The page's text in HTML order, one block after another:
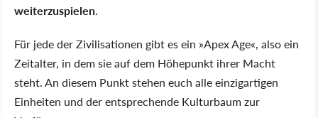
weiterzuspielen.
Für jede der Zivilisationen gibt es ein »Apex Age«, also ein
Zeitalter, in dem sie auf dem Höhepunkt ihrer Macht
steht. An diesem Punkt stehen euch alle einzigartigen
Einheiten und der entsprechende Kulturbaum zur